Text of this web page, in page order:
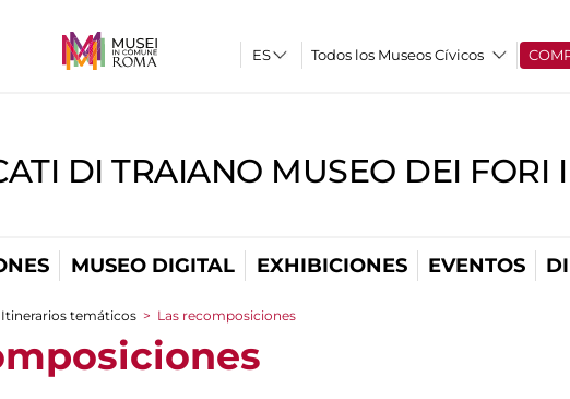
Todos los Museos Cívicos
DI TRAIANO MUSEO DEI FORI
MUSEO DIGITAL EXHIBICIONES EVENTOS
Itinerarios temáticos > Las recomposiciones